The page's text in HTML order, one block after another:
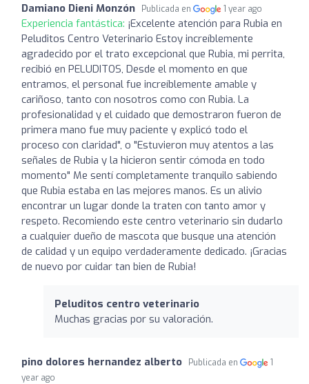
Damiano Dieni Monzón Publicada en 1 year ago
Experiencia fantástica: ¡Excelente atención para Rubia en
Peluditos Centro Veterinario Estoy increíblemente
agradecido por el trato excepcional que Rubia, mi perrita,
recibió en PELUDITOS, Desde el momento en que
entramos, el personal fue increíblemente amable y
cariñoso, tanto con nosotros como con Rubia. La
profesionalidad y el cuidado que demostraron fueron de
primera mano fue muy paciente y explicó todo el
proceso con claridad", o "Estuvieron muy atentos a las
señales de Rubia y la hicieron sentir cómoda en todo
momento" Me sentí completamente tranquilo sabiendo
que Rubia estaba en las mejores manos. Es un alivio
encontrar un lugar donde la traten con tanto amor y
respeto. Recomiendo este centro veterinario sin dudarlo
a cualquier dueño de mascota que busque una atención
de calidad y un equipo verdaderamente dedicado. ¡Gracias
de nuevo por cuidar tan bien de Rubia!
Peluditos centro veterinario
Muchas gracias por su valoración.
pino dolores hernandez alberto Publicada en
1
year ago